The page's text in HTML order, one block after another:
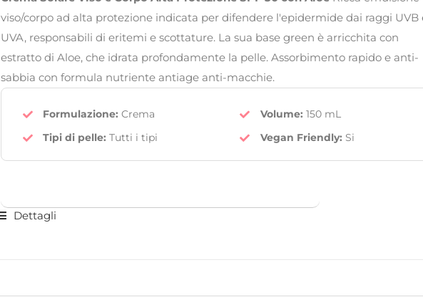
26,00€.16,00€.
viso/corpo ad alta protezione indicata per difendere l'epidermide dai raggi UVB
UVA, responsabili di eritemi e scottature. La sua base green è arricchita con
estratto di Aloe, che idrata profondamente la pelle. Assorbimento rapido e anti-
sabbia con formula nutriente antiage anti-macchie.
Formulazione: Crema
Tipi di pelle: Tutti i tipi
Volume: 150 mL
Vegan Friendly: Si
Dettagli